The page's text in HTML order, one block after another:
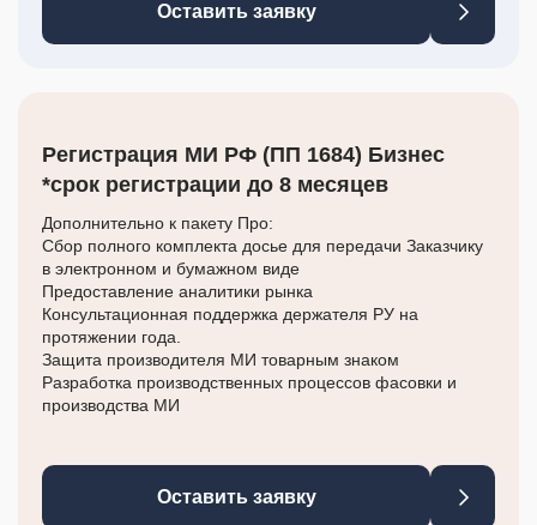
Оставить заявку
Регистрация МИ РФ (ПП 1684) Бизнес
*срок регистрации до 8 месяцев
Дополнительно к пакету Про:
Сбор полного комплекта досье для передачи Заказчику
в электронном и бумажном виде
Предоставление аналитики рынка
Консультационная поддержка держателя РУ на
протяжении года.
Защита производителя МИ товарным знаком
Разработка производственных процессов фасовки и
производства МИ
Оставить заявку